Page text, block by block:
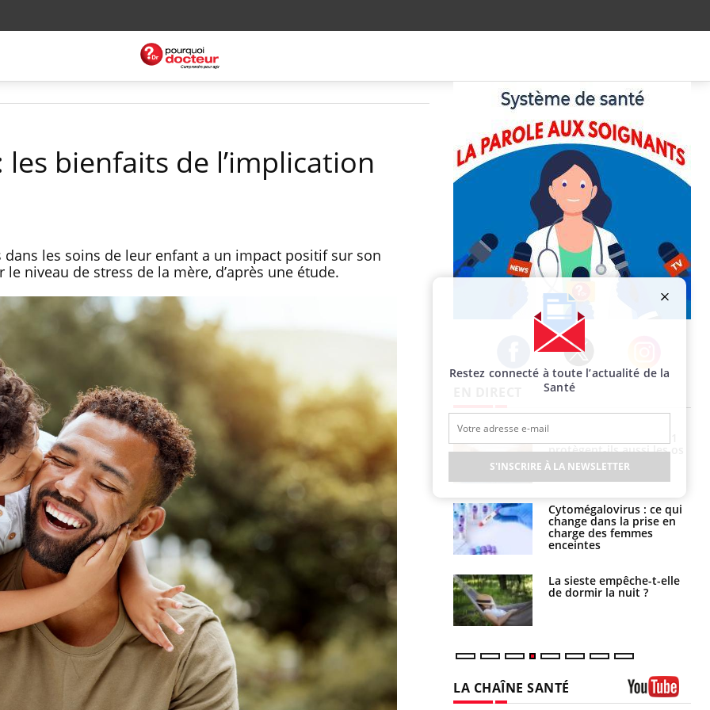
bienfaits de l’implication
dans les soins de leur enfant a un impact positif sur son
niveau de stress de la mère, d’après une étude.
Facebook Twitter Instagram
Toujours connectés :
comment le travail
empiète de plus en plus
sur nos soirées
Cancer colorectal : une
stratégie simple aurait
changé la donne au Pays
basque
Chikungunya, dengue,
West Nile : que se passe-
t-il dans le sud de la
France ?
protègent-ils aussi les os
?
Cytomégalovirus : ce qui
change dans la prise en
charge des femmes
enceintes
La sieste empêche-t-elle
de dormir la nuit ?
tous les jours se profile-t-
elle enfin ?
Pourquoi votre ventre
gâche-t-il les premiers
jours de vos vacances ?
Fortes chaleurs :
pourquoi le risque de
LA CHAÎNE SANTÉ
Restez connecté à toute l’actualité de la
Santé
S'INSCRIRE À LA NEWSLETTER